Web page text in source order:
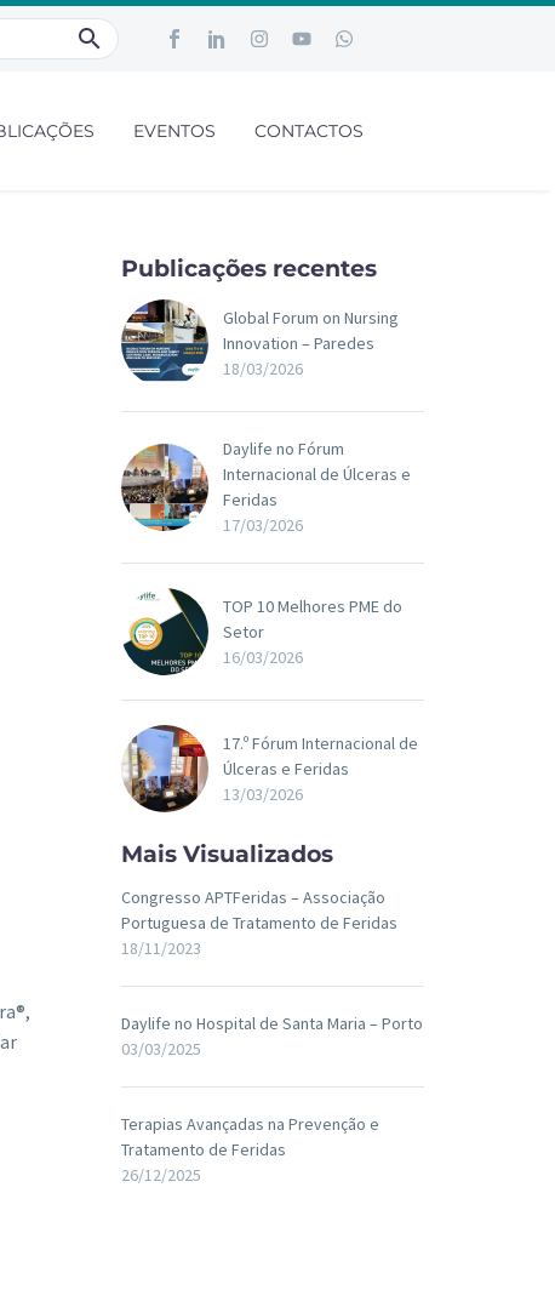
EVENTOS CONTACTOS
Publicações recentes
Global Forum on Nursing
Innovation – Paredes
18/03/2026
Daylife no Fórum
Internacional de Úlceras e
Feridas
17/03/2026
TOP 10 Melhores PME do
Setor
16/03/2026
17.º Fórum Internacional de
Úlceras e Feridas
13/03/2026
Mais Visualizados
Congresso APTFeridas – Associação
Portuguesa de Tratamento de Feridas
18/11/2023
Daylife no Hospital de Santa Maria – Porto
03/03/2025
Terapias Avançadas na Prevenção e
Tratamento de Feridas
26/12/2025